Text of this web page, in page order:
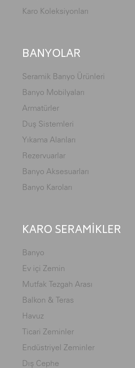
Karo Koleksiyonları
BANYOLAR
Seramik Banyo Ürünleri
Banyo Mobilyaları
Armatürler
Duş Sistemleri
Yıkama Alanları
Rezervuarlar
Banyo Aksesuarları
Banyo Karoları
KARO SERAMİKLER
Banyo
Ev içi Zemin
Mutfak Tezgah Arası
Balkon & Teras
Havuz
Ticari Zeminler
Endüstriyel Zeminler
Dış Cephe